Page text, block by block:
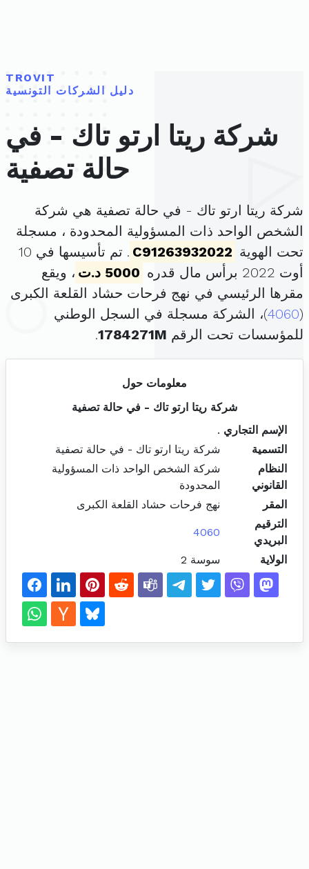
TROVIT
دليل الشركات التونسية
شركة ريتا ارتو تاك - في
حالة تصفية
شركة ريتا ارتو تاك - في حالة تصفية هي شركة
الشخص الواحد ذات المسؤولية المحدودة ، مسجلة
تحت الهوية C91263932022
. تم تأسيسها في 10
أوت 2022 برأس مال قدره
5000 د.ت
، ويقع
مقرها الرئيسي في نهج فرحات حشاد القلعة الكبرى
(
4060)، الشركة مسجلة في السجل الوطني
للمؤسسات تحت الرقم 1784271M
.
معلومات حول
شركة ريتا ارتو تاك - في حالة تصفية
الإسم التجاري .
التسمية
شركة ريتا ارتو تاك - في حالة تصفية
النظام
القانوني
شركة الشخص الواحد ذات المسؤولية
المحدودة
المقر
نهج فرحات حشاد القلعة الكبرى
الترقيم
البريدي
4060
الولاية سوسة 2